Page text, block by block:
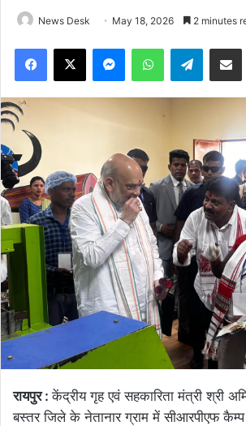
News Desk May 18, 2026 2 minutes
Facebook
X MessengerWhatsAppTelegram
रायपुर :केंद्रीय गृह एवं सहकारिता मंत्री श्री
बस्तर जिले के नेतानार ग्राम में सीआरपीएफ